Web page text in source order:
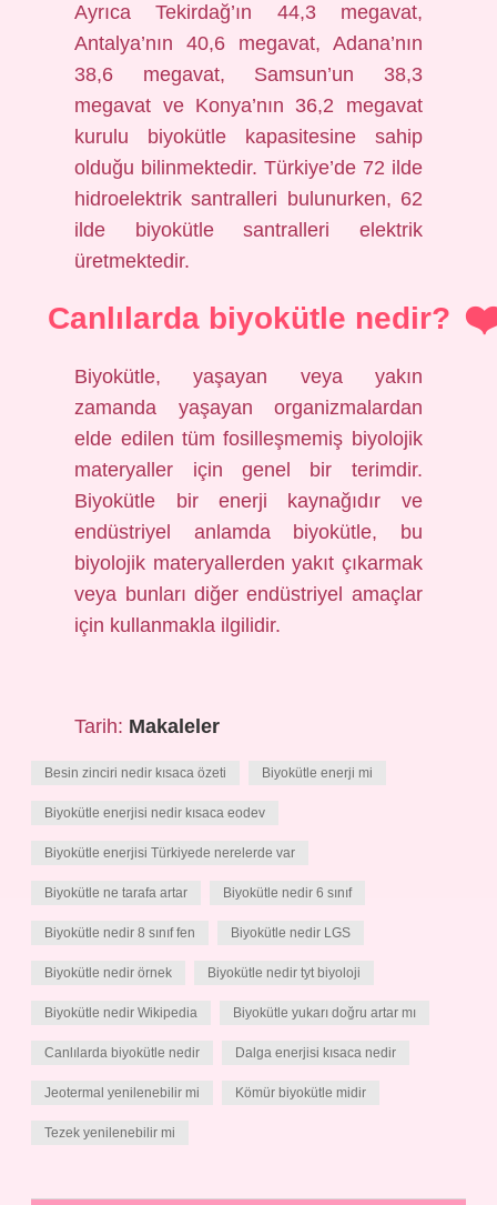
Ayrıca Tekirdağ’ın 44,3 megavat,
Antalya’nın 40,6 megavat, Adana’nın
38,6 megavat, Samsun’un 38,3
megavat ve Konya’nın 36,2 megavat
kurulu biyokütle kapasitesine sahip
olduğu bilinmektedir. Türkiye’de 72 ilde
hidroelektrik santralleri bulunurken, 62
ilde biyokütle santralleri elektrik
üretmektedir.
Canlılarda biyokütle nedir?
Biyokütle, yaşayan veya yakın
zamanda yaşayan organizmalardan
elde edilen tüm fosilleşmemiş biyolojik
materyaller için genel bir terimdir.
Biyokütle bir enerji kaynağıdır ve
endüstriyel anlamda biyokütle, bu
biyolojik materyallerden yakıt çıkarmak
veya bunları diğer endüstriyel amaçlar
için kullanmakla ilgilidir.
Tarih: Makaleler
Besin zinciri nedir kısaca özeti Biyokütle enerji mi
Biyokütle enerjisi nedir kısaca eodev
Biyokütle enerjisi Türkiyede nerelerde var
Biyokütle ne tarafa artar Biyokütle nedir 6 sınıf
Biyokütle nedir 8 sınıf fen Biyokütle nedir LGS
Biyokütle nedir örnek Biyokütle nedir tyt biyoloji
Biyokütle nedir Wikipedia Biyokütle yukarı doğru artar mı
Canlılarda biyokütle nedir Dalga enerjisi kısaca nedir
Jeotermal yenilenebilir mi Kömür biyokütle midir
Tezek yenilenebilir mi